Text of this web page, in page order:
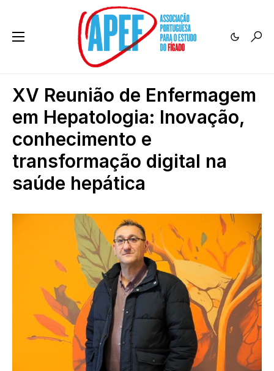
XV Reunião de Enfermagem
em Hepatologia: Inovação,
conhecimento e
transformação digital na
saúde hepática